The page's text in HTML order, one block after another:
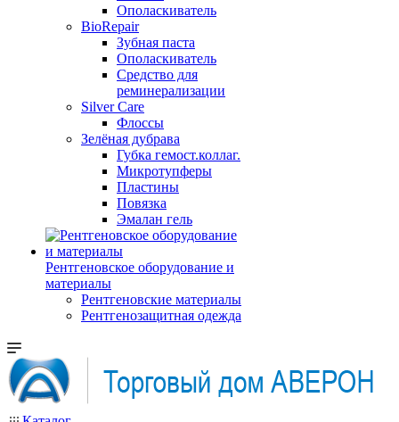
Ополаскиватель
BioRepair
Зубная паста
Ополаскиватель
Средство для
реминерализации
Silver Care
Флоссы
Зелёная дубрава
Губка гемост.коллаг.
Микротупферы
Пластины
Повязка
Эмалан гель
Рентгеновское оборудование и
материалы
Рентгеновские материалы
Рентгенозащитная одежда